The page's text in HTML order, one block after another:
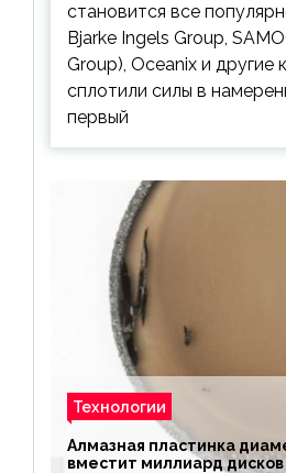
становится все
Bjarke Ingels Group,
Group), Oceanix и другие
сплотили силы в
первый
Технологии
Алмазная пластинка
вместит миллиард